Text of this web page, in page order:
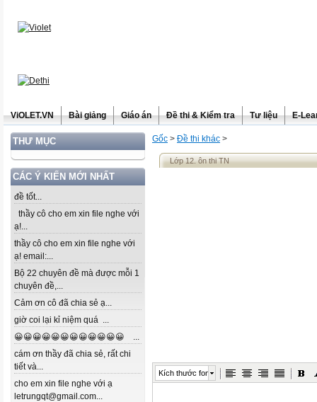
ViOLET.VN Bài giảng Giáo án Đề thi & Kiểm tra Tư liệu E-
THƯ MỤC
CÁC Ý KIẾN MỚI NHẤT
đề tốt...
thầy cô cho em xin file nghe với
ạ!...
thầy cô cho em xin file nghe với
ạ! email:...
Bộ 22 chuyên đề mà được mỗi 1
chuyên đề,...
Cảm ơn cô đã chia sẻ ạ...
giờ coi lại kỉ niệm quá ...
😀😀😀😀😀😀😀😀😀😀😀😀 ...
cám ơn thầy đã chia sẻ, rất chi
tiết và...
cho em xin file nghe với ạ
letrungqt@gmail.com...
Gốc > Đề thi khác >
Lớp 12. ôn thi TN
Kích thước font